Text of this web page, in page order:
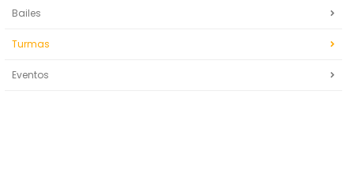
Bailes
Turmas
Eventos